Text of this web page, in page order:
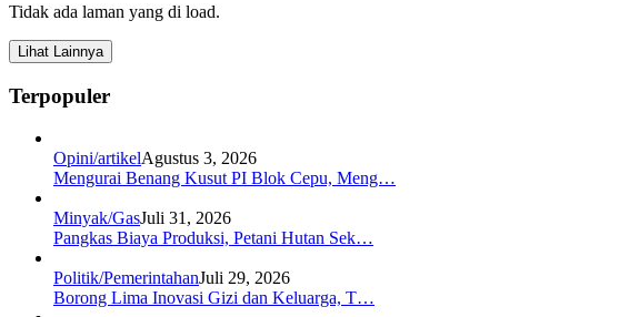
Tidak ada laman yang di load.
Lihat Lainnya
Terpopuler
Opini/artikelAgustus 3, 2026
Mengurai Benang Kusut PI Blok Cepu, Meng…
Minyak/GasJuli 31, 2026
Pangkas Biaya Produksi, Petani Hutan Sek…
Politik/PemerintahanJuli 29, 2026
Borong Lima Inovasi Gizi dan Keluarga, T…